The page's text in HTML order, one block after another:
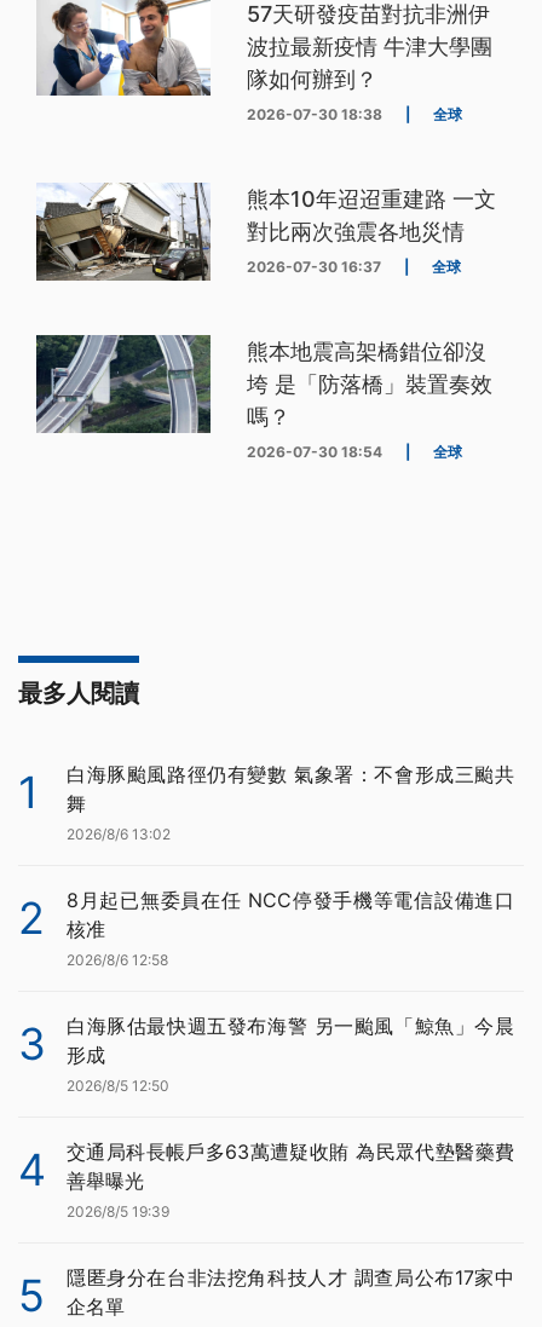
57天研發疫苗對抗非洲伊
波拉最新疫情 牛津大學團
隊如何辦到？
2026-07-30 18:38 全球
熊本10年迢迢重建路 一文
對比兩次強震各地災情
2026-07-30 16:37 全球
熊本地震高架橋錯位卻沒
垮 是「防落橋」裝置奏效
嗎？
2026-07-30 18:54 全球
最多人閱讀
1
白海豚颱風路徑仍有變數 氣象署：不會形成三颱共
舞
2026/8/6 13:02
2
8月起已無委員在任 NCC停發手機等電信設備進口
核准
2026/8/6 12:58
3
白海豚估最快週五發布海警 另一颱風「鯨魚」今晨
形成
2026/8/5 12:50
4
交通局科長帳戶多63萬遭疑收賄 為民眾代墊醫藥費
善舉曝光
2026/8/5 19:39
5
隱匿身分在台非法挖角科技人才 調查局公布17家中
企名單